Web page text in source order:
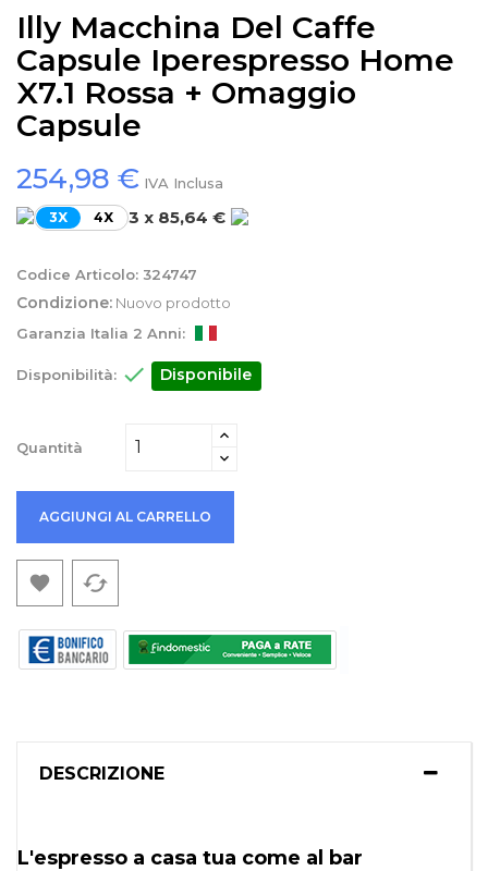
Illy Macchina Del Caffe
Capsule Iperespresso Home
X7.1 Rossa + Omaggio
Capsule
254,98 € IVA Inclusa
3X 4X 3 x 85,64 €
Codice Articolo: 324747
Condizione: Nuovo prodotto
Garanzia Italia 2 Anni:
Disponibilità:  Disponibile
Quantità
AGGIUNGI AL CARRELLO
 cached
DESCRIZIONE
L'espresso a casa tua come al bar